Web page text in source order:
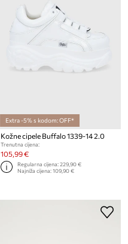
Extra -5% s kodom: OFF*
Kožne cipele Buffalo 1339-14 2.0
Trenutna cijena:
105,99 €
Regularna cijena:229,90 €
Najniža cijena:109,90 €